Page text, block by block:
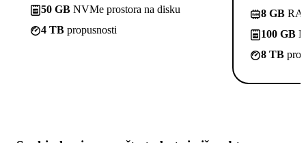
50 GB NVMe prostora na disku
4 TB propusnosti
8 GB
100 GB
8 TB